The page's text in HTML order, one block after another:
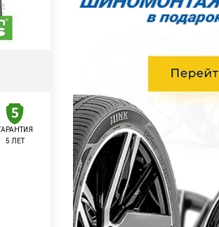
5 ЛЕТ